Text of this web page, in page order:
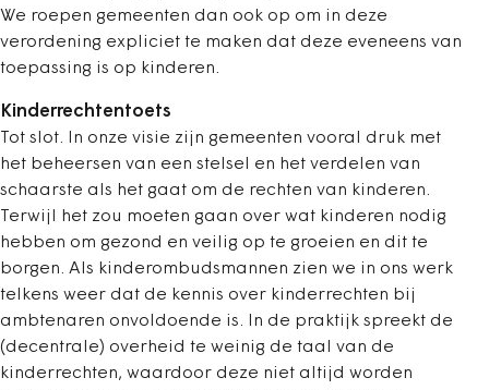
We roepen gemeenten dan ook op om in deze
verordening expliciet te maken dat deze eveneens van
toepassing is op kinderen.
Kinderrechtentoets
Tot slot. In onze visie zijn gemeenten vooral druk met
het beheersen van een stelsel en het verdelen van
schaarste als het gaat om de rechten van kinderen.
Terwijl het zou moeten gaan over wat kinderen nodig
hebben om gezond en veilig op te groeien en dit te
borgen. Als kinderombudsmannen zien we in ons werk
telkens weer dat de kennis over kinderrechten bij
ambtenaren onvoldoende is. In de praktijk spreekt de
(decentrale) overheid te weinig de taal van de
kinderrechten, waardoor deze niet altijd worden